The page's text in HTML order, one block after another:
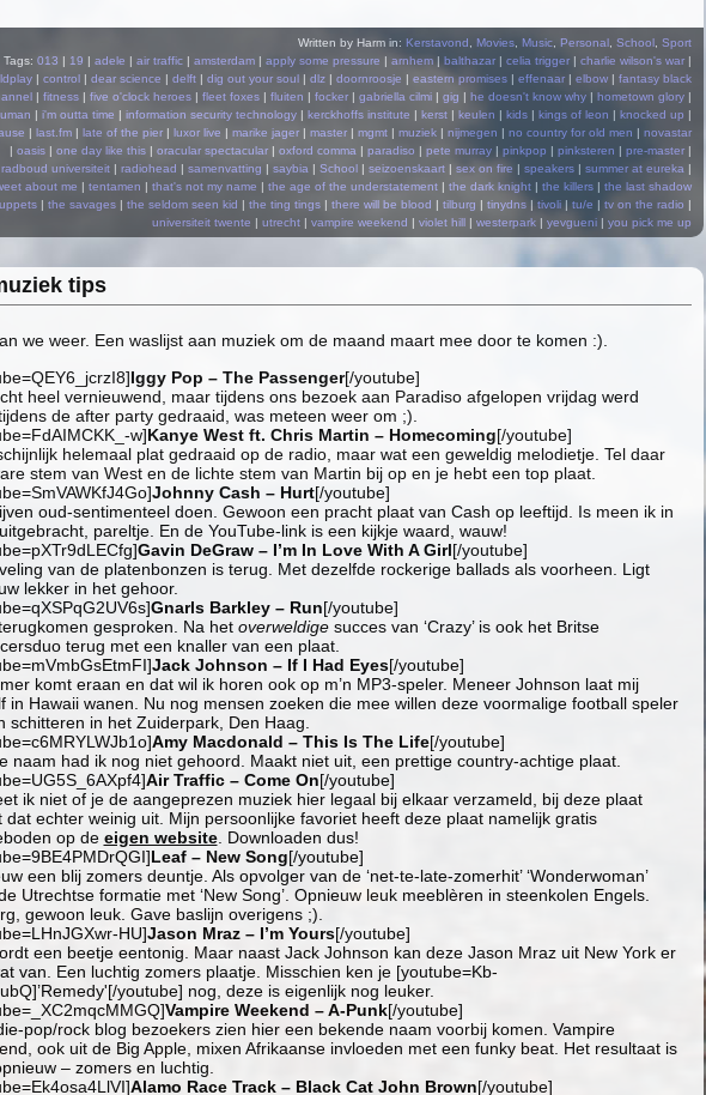
Written by Harm in: Kerstavond Movies, Music, Personal, School, Sport
Tags: 013 | 19 | adele | air traffic| amsterdam| apply some pressure | arnhem| balthazar| celia trigger| charlie wilson's war|
| control| dear science | delft| dig out your soul| dlz| doornroosje | eastern promises| effenaar| elbow| fantasy black
| fitness| five o'clock heroes| fleet foxes| fluiten | focker| gabriella cilmi| gig | he doesn't know why| hometown glory|
| i'm outta time | information security technology| kerckhoffs institute | kerst| keulen | kids| kings of leon | knocked up |
| last.fm| late of the pier| luxor live | marike jager| master| mgmt| muziek| nijmegen | no country for old men | novastar
| oasis| one day like this| oracular spectacular| oxford comma | paradiso | pete murray| pinkpop | pinksteren | pre-master|
radboud universiteit| radiohead | samenvatting | saybia | School| seizoenskaart| sex on fire | speakers| summer at eureka |
about me | tentamen | that's not my name | the age of the understatement| the dark knight| the killers| the last shadow
| the savages| the seldom seen kid | the ting tings| there will be blood | tilburg | tinydns| tivoli| tu/e | tv on the radio |
universiteit twente | utrecht| vampire weekend | violet hill| westerpark| yevgueni| you pick me up
tips
we weer. Een waslijst aan muziek om de maand maart mee door te komen :).
Iggy Pop – The Passenger[/youtube]
heel vernieuwend, maar tijdens ons bezoek aan Paradiso afgelopen vrijdag werd
de after party gedraaid, was meteen weer om ;).
w]Kanye West ft. Chris Martin – Homecoming[/youtube]
helemaal plat gedraaid op de radio, maar wat een geweldig melodietje. Tel daar
stem van West en de lichte stem van Martin bij op en je hebt een top plaat.
Johnny Cash – Hurt[/youtube]
oud-sentimenteel doen. Gewoon een pracht plaat van Cash op leeftijd. Is meen ik in
pareltje. En de YouTube-link is een kijkje waard, wauw!
Gavin DeGraw – I’m In Love With A Girl[/youtube]
van de platenbonzen is terug. Met dezelfde rockerige ballads als voorheen. Ligt
lekker in het gehoor.
Gnarls Barkley – Run[/youtube]
gesproken. Na het overweldigesucces van ‘Crazy’ is ook het Britse
terug met een knaller van een plaat.
Jack Johnson – If I Had Eyes[/youtube]
komt eraan en dat wil ik horen ook op m’n MP3-speler. Meneer Johnson laat mij
in Hawaii wanen. Nu nog mensen zoeken die mee willen deze voormalige football speler
schitteren in het Zuiderpark, Den Haag.
Amy Macdonald – This Is The Life[/youtube]
naam had ik nog niet gehoord. Maakt niet uit, een prettige country-achtige plaat.
Air Traffic – Come On[/youtube]
ik niet of je de aangeprezen muziek hier legaal bij elkaar verzameld, bij deze plaat
dat echter weinig uit. Mijn persoonlijke favoriet heeft deze plaat namelijk gratis
op de eigen website. Downloaden dus!
Leaf – New Song[/youtube]
een blij zomers deuntje. Als opvolger van de ‘net-te-late-zomerhit’ ‘Wonderwoman’
Utrechtse formatie met ‘New Song’. Opnieuw leuk meeblèren in steenkolen Engels.
gewoon leuk. Gave baslijn overigens ;).
HU]Jason Mraz – I’m Yours[/youtube]
een beetje eentonig. Maar naast Jack Johnson kan deze Jason Mraz uit New York er
van. Een luchtig zomers plaatje. Misschien ken je [youtube=Kb-
youtube] nog, deze is eigenlijk nog leuker.
Vampire Weekend – A-Punk[/youtube]
pop/rock blog bezoekers zien hier een bekende naam voorbij komen. Vampire
ook uit de Big Apple, mixen Afrikaanse invloeden met een funky beat. Het resultaat is
– zomers en luchtig.
Alamo Race Track – Black Cat John Brown[/youtube]